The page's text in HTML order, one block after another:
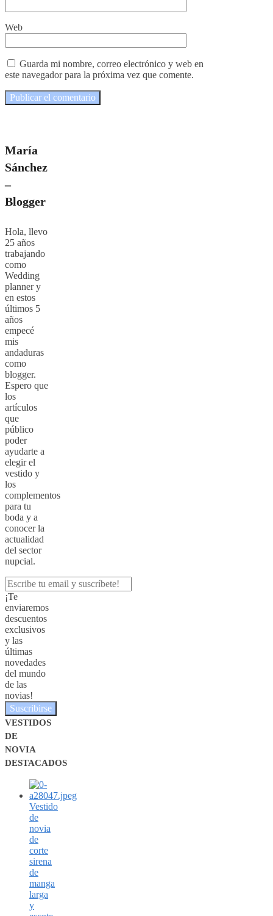
Web
Guarda mi nombre, correo electrónico y web en
este navegador para la próxima vez que comente.
María
Sánchez
–
Blogger
Hola, llevo
25 años
trabajando
como
Wedding
planner y
en estos
últimos 5
años
empecé
mis
andaduras
como
blogger.
Espero que
los
artículos
que
público
poder
ayudarte a
elegir el
vestido y
los
complementos
para tu
boda y a
conocer la
actualidad
del sector
nupcial.
¡Te
enviaremos
descuentos
exclusivos
y las
últimas
novedades
del mundo
de las
novias!
Suscribirse
VESTIDOS
DE
NOVIA
DESTACADOS
Vestido
de
novia
de
corte
sirena
de
manga
larga
y